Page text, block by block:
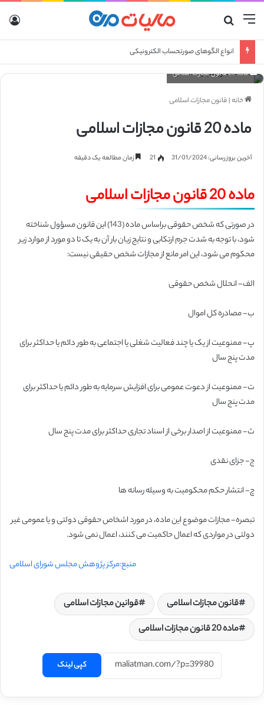
منو
انواع الگوهای صورتحساب الکترونیکی
ماده 20 قانون مجازات اسلامی
خانه|قانون مجازات اسلامی
ماده 20 قانون مجازات اسلامی
آخرین بروزرسانی: 31/01/2024 21 زمان مطالعه یک دقیقه
ماده 20 قانون مجازات اسلامی
در صورتی که شخص حقوقی براساس ماده (143) این قانون مسؤول شناخته
شود، با توجه به شدت جرم ارتکابی و نتایج زیان بار آن به یک تا دو مورد از موارد زیر
محکوم می شود، این امر مانع از مجازات شخص حقیقی نیست:
الف- انحلال شخص حقوقی
ب- مصادره کل اموال
پ- ممنوعیت از یک یا چند فعالیت شغلی یا اجتماعی به طور دائم یا حداکثر برای
مدت پنج سال
ت- ممنوعیت از دعوت عمومی برای افزایش سرمایه به طور دائم یا حداکثر برای
مدت پنج سال
ث- ممنوعیت از اصدار برخی از اسناد تجاری حداکثر برای مدت پنج سال
ج- جزای نقدی
چ- انتشار حکم محکومیت به وسیله رسانه ها
تبصره- مجازات موضوع این ماده، در مورد اشخاص حقوقی دولتی و یا عمومی غیر
دولتی در مواردی که اعمال حاکمیت می کنند، اعمال نمی شود.
منبع:مرکز پژوهش مجلس شورای اسلامی
قانون مجازات اسلامی
قوانین مجازات اسلامی
ماده 20 قانون مجازات اسلامی
کپی لینک